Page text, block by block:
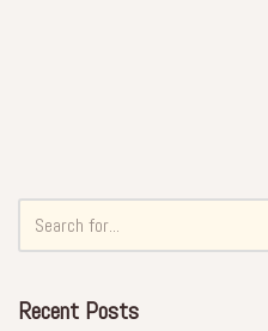
Recent Posts